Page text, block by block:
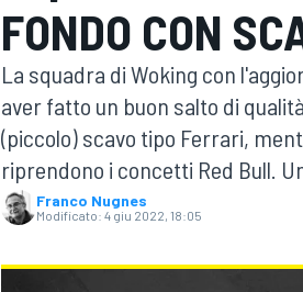
MOTOGP WEC
WRC
FONDO CON
La squadra di Woking con
aver fatto un buon salto di
(piccolo) scavo tipo Ferrari,
riprendono i concetti Red Bull.
Franco Nugnes
Modificato: 4 giu 2022, 18:05